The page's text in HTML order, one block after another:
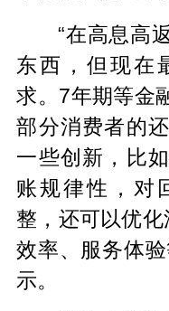
“在高息高
东西，但现在
求。7年期等金
部分消费者的
一些创新，比
账规律性，对
整，还可以优
效率、服务体
示。